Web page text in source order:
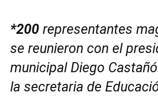
*200 representantes
se reunieron con el
municipal Diego
la secretaria de